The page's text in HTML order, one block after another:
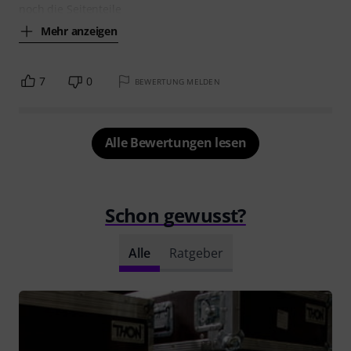
Mehr anzeigen
7 0 BEWERTUNG MELDEN
Alle Bewertungen lesen
Schon gewusst?
Alle Ratgeber